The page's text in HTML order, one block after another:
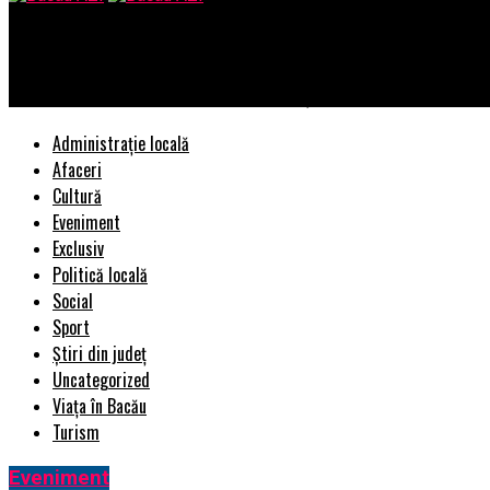
Administrație locală
Afaceri
Cultură
Eveniment
Exclusiv
Politică locală
Social
Sport
Știri din județ
Uncategorized
Viața în Bacău
Turism
Eveniment